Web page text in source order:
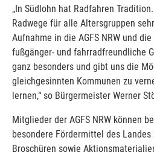
„In Südlohn hat Radfahren
Radwege für alle Altersgruppen
Aufnahme in die AGFS NRW und
fußgänger- und fahrradfreundliche
ganz besonders und gibt uns die
gleichgesinnten Kommunen zu
lernen,“ so Bürgermeister Werner
Mitglieder der AGFS NRW können
besondere Fördermittel des
Broschüren sowie